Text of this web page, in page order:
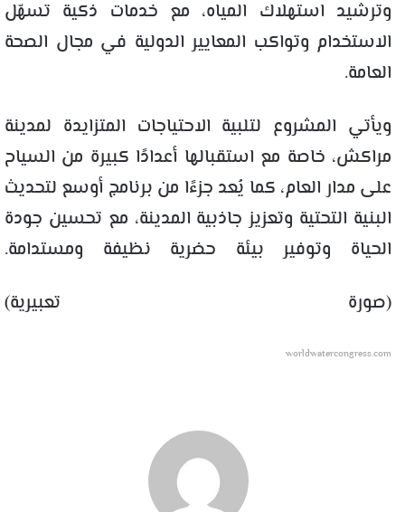
وترشيد استهلاك المياه، مع خدمات ذكية تسهّل
الاستخدام وتواكب المعايير الدولية في مجال الصحة
العامة.
ويأتي المشروع لتلبية الاحتياجات المتزايدة لمدينة
مراكش، خاصة مع استقبالها أعدادًا كبيرة من السياح
على مدار العام، كما يُعد جزءًا من برنامج أوسع لتحديث
البنية التحتية وتعزيز جاذبية المدينة، مع تحسين جودة
الحياة وتوفير بيئة حضرية نظيفة ومستدامة.
(صورة تعبيرية)
worldwatercongress.com